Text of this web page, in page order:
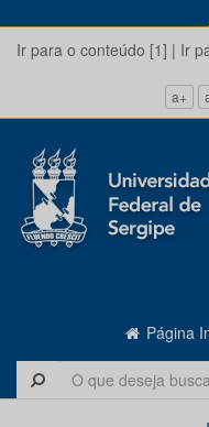
Ir para o conteúdo [1] | Ir
a+
Página